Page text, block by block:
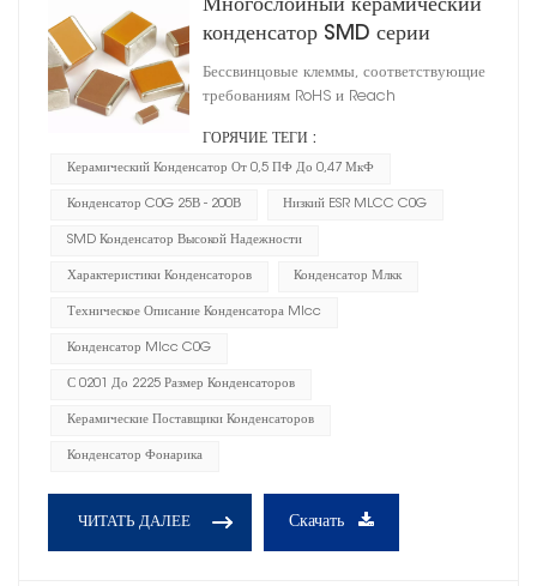
Многослойный керамический
конденсатор SMD серии
CC41 C0G
Бессвинцовые клеммы, соответствующие
требованиям RoHS и Reach
ГОРЯЧИЕ ТЕГИ :
Керамический Конденсатор От 0,5 ПФ До 0,47 МкФ
Конденсатор C0G 25В - 200В Низкий ESR MLCC C0G
SMD Конденсатор Высокой Надежности
Характеристики Конденсаторов Конденсатор Млкк
Техническое Описание Конденсатора Mlcc
Конденсатор Mlcc C0G
С 0201 До 2225 Размер Конденсаторов
Керамические Поставщики Конденсаторов
Конденсатор Фонарика
ЧИТАТЬ ДАЛЕЕ Скачать